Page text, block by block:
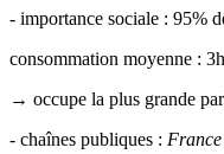
- importance sociale : 95%
consommation moyenne :
→ occupe la plus grande
- chaînes publiques :